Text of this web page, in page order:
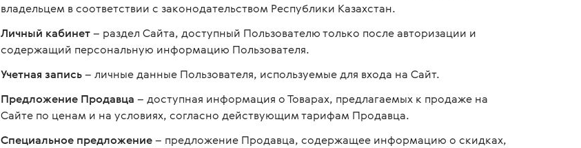
владельцем в соответствии с законодательством Республики Казахстан.
Личный кабинет– раздел Сайта, доступный Пользователю только после авторизации и
содержащий персональную информацию Пользователя.
Учетная запись– личные данные Пользователя, используемые для входа на Сайт.
Предложение Продавца – доступная информация о Товарах, предлагаемых к продаже на
Сайте по ценам и на условиях, согласно действующим тарифам Продавца.
Специальное предложение– предложение Продавца, содержащее информацию о скидках,